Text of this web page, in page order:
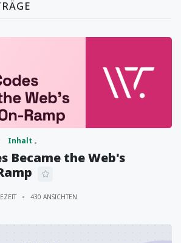
Inhalt
Became the Web's
430 ANSICHTEN